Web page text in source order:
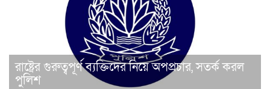
রাষ্ট্রের গুরুত্বপূর্ণ ব্যক্তিদের নিয়ে অপপ্রচার, সতর্ক করল
পুলিশ